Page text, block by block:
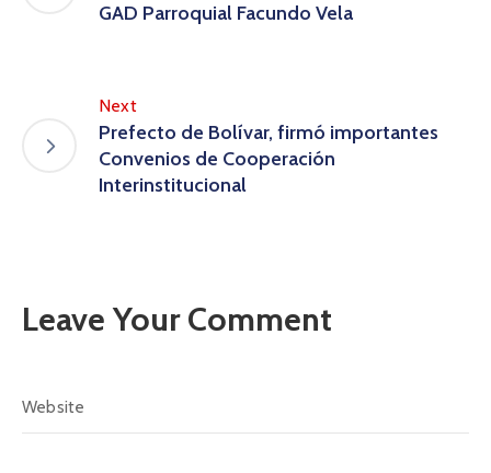
GAD Parroquial Facundo Vela
Next
Prefecto de Bolívar, firmó importantes
Convenios de Cooperación
Interinstitucional
Leave Your Comment